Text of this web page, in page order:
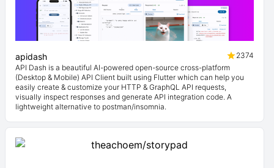
apidash
2374
API Dash is a beautiful AI-powered open-source cross-platform
(Desktop & Mobile) API Client built using Flutter which can help you
easily create & customize your HTTP & GraphQL API requests,
visually inspect responses and generate API integration code. A
lightweight alternative to postman/insomnia.